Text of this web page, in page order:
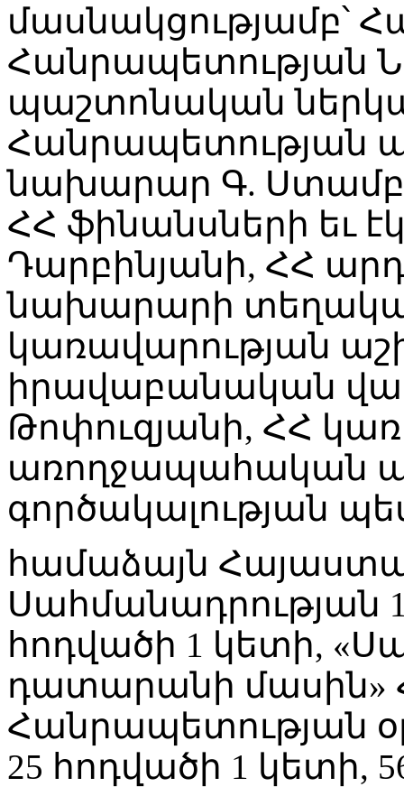
մասնակցությամբ՝
Հանրապետության
պաշտոնական
Հանրապետության
նախարար Գ.
ՀՀ ֆինանսների եւ
Դարբինյանի, ՀՀ
նախարարի
կառավարության
իրավաբանական
Թոփուզյանի, ՀՀ
առողջապահական
գործակալության
համաձայն
Սահմանադրության
հոդվածի 1 կետի,
դատարանի մասին»
Հանրապետության
25 հոդվածի 1 կետի,